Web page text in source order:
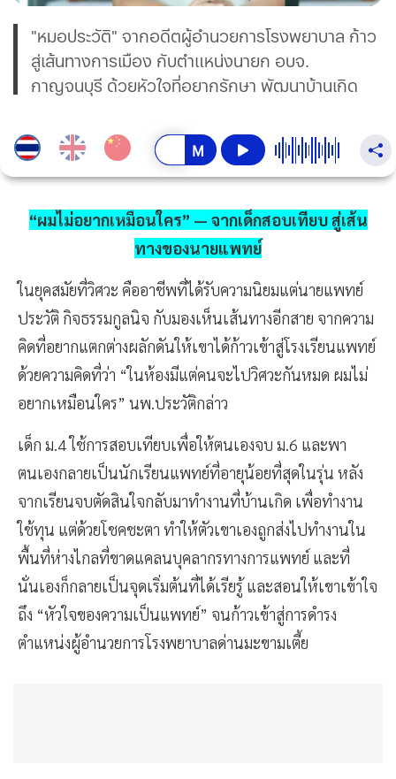
"หมอประวัติ" จากอดีตผู้อำนวยการโรงพยาบาล ก้าว
สู่เส้นทางการเมือง กับตำแหน่งนายก อบจ.
กาญจนบุรี ด้วยหัวใจที่อยากรักษา พัฒนาบ้านเกิด
“ผมไม่อยากเหมือนใคร” — จากเด็กสอบเทียบ สู่เส้น
ทางของนายแพทย์
ในยุคสมัยที่วิศวะ คืออาชีพที่ได้รับความนิยมแต่นายแพทย์
ประวัติ กิจธรรมกูลนิจ กับมองเห็นเส้นทางอีกสาย จากความ
คิดที่อยากแตกต่างผลักดันให้เขาได้ก้าวเข้าสู่โรงเรียนแพทย์
ด้วยความคิดที่ว่า “ในห้องมีแต่คนจะไปวิศวะกันหมด ผมไม่
อยากเหมือนใคร” นพ.ประวัติกล่าว
เด็ก ม.4 ใช้การสอบเทียบเพื่อให้ตนเองจบ ม.6 และพา
ตนเองกลายเป็นนักเรียนแพทย์ที่อายุน้อยที่สุดในรุ่น หลัง
จากเรียนจบตัดสินใจกลับมาทำงานที่บ้านเกิด เพื่อทำงาน
ใช้ทุน แต่ด้วยโชคชะตา ทำให้ตัวเขาเองถูกส่งไปทำงานใน
พื้นที่ห่างไกลที่ขาดแคลนบุคลากรทางการแพทย์ และที่
นั่นเองก็กลายเป็นจุดเริ่มต้นที่ได้เรียรู้ และสอนให้เขาเข้าใจ
ถึง “หัวใจของความเป็นแพทย์” จนก้าวเข้าสู่การดำรง
ตำแหน่งผู้อำนวยการโรงพยาบาลด่านมะขามเตี้ย